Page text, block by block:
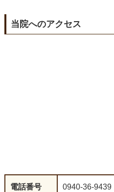
当院へのアクセス
電話番号 0940-36-9439